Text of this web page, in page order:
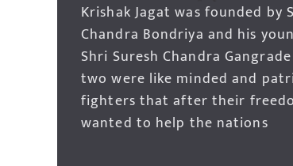
Krishak Jagat was founded by
Chandra Bondriya and his
Shri Suresh Chandra
two were like minded and
fighters that after their
wanted to help the nations